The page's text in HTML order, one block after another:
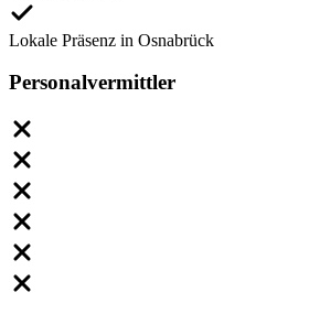
Lokale Präsenz in Osnabrück
Personalvermittler